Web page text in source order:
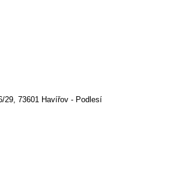
73601 Havířov - Podlesí